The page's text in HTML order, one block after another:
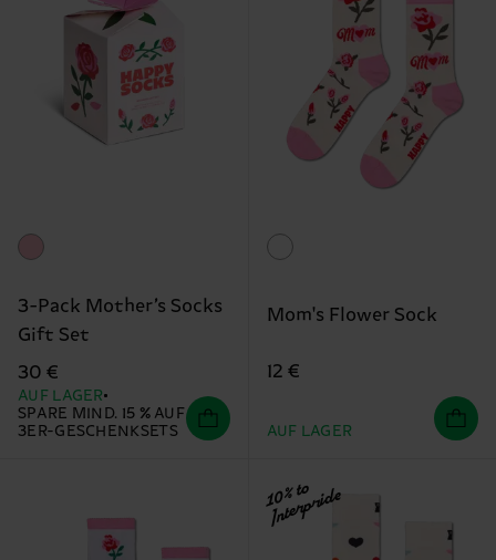
3-Pack Mother’s Socks
Gift Set
30 €
AUF LAGER
SPARE MIND. 15 % AUF
3ER-GESCHENKSETS
Mom's Flower Sock
12 €
AUF LAGER
10% to
Interpride